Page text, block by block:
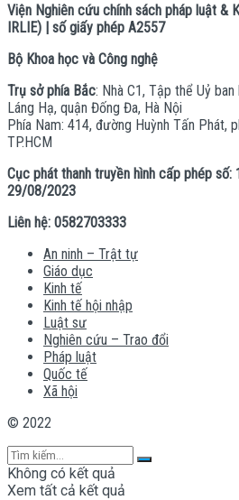
Viện Nghiên cứu chính sách pháp luật &
IRLIE) | số giấy phép A2557
Bộ Khoa học và Công nghệ
Trụ sở phía Bắc: Nhà C1, Tập thể Uỷ
Láng Hạ, quận Đống Đa, Hà Nội
Phía Nam: 414, đường Huỳnh Tấn Phát,
TP.HCM
Cục phát thanh truyền hình cấp phép
29/08/2023
Liên hệ: 0582703333
An ninh – Trật tự
Giáo dục
Kinh tế
Kinh tế hội nhập
Luật sư
Nghiên cứu – Trao đổi
Pháp luật
Quốc tế
Xã hội
© 2022
Không có kết quả
Xem tất cả kết quả